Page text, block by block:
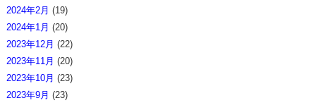
2024年2月 (19)
2024年1月 (20)
2023年12月 (22)
2023年11月 (20)
2023年10月 (23)
2023年9月 (23)